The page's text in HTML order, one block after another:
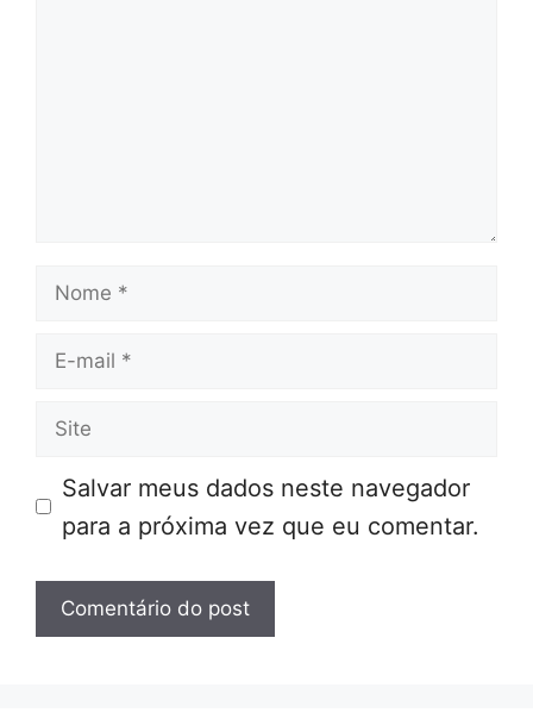
Nome
E-
Site
Salvar meus dados neste navegador
para a próxima vez que eu comentar.